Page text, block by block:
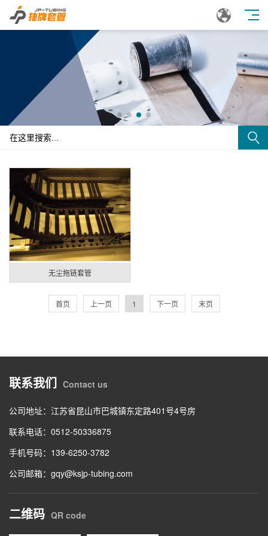
无尘拖链套管
首页 上一页 1 下一页 末页
联系我们 Contact us
公司地址：江苏省昆山市巴城镇东定路401号4号房
联系电话：0512-50336875
手机号码：139-6250-3782
公司邮箱：gqy@ksjp-tubing.com
二维码 QR code